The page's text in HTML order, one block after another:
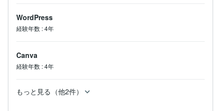
WordPress
経験年数 :4年
Canva
経験年数 :4年
もっと見る（他2件）